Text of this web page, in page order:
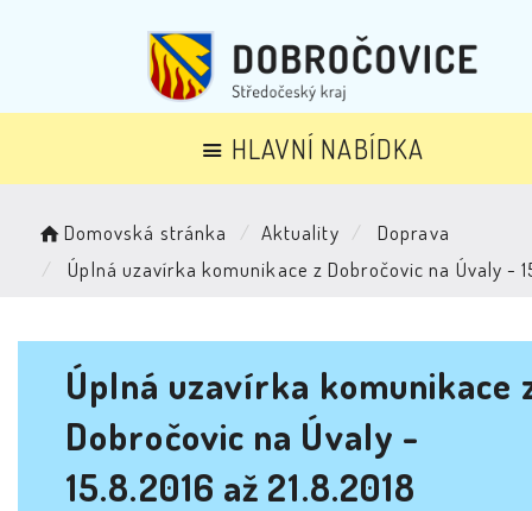
HLAVNÍ NABÍDKA
Domovská stránka Aktuality
Doprava
Úplná uzavírka komunikace z Dobročovic na Úvaly -
Úplná uzavírka komunikace
Dobročovic na Úvaly -
15.8.2016 až 21.8.2018